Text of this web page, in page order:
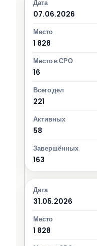
07.06.2026
1 828
16
221
58
163
31.05.2026
1 828